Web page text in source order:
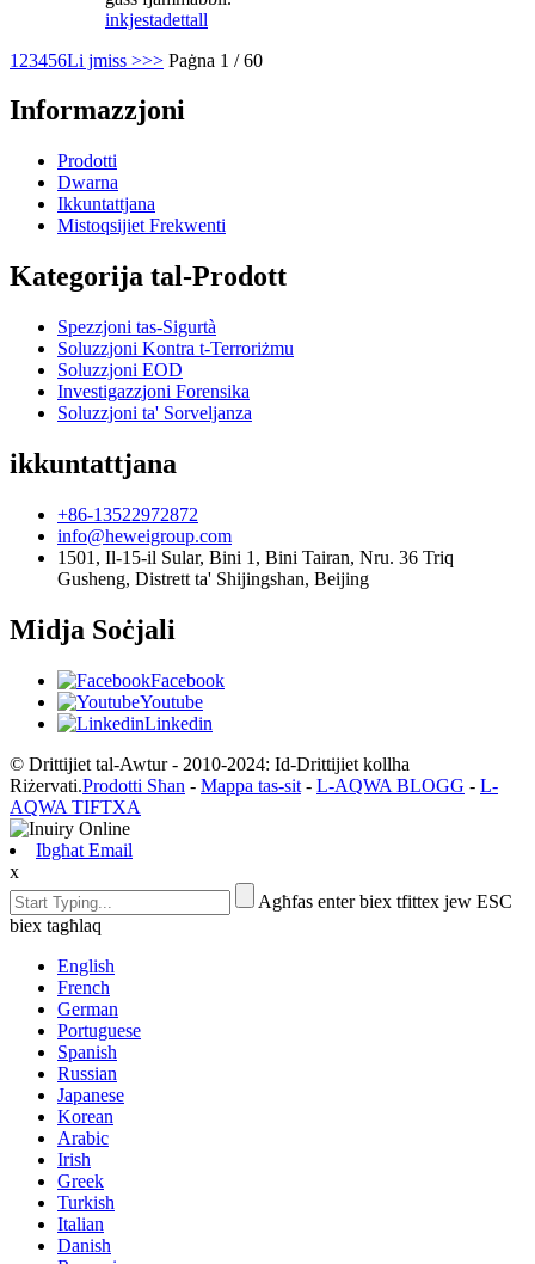
inkjestadettall
1 23456Li jmiss >>> Paġna 1 / 60
Informazzjoni
Prodotti
Dwarna
Ikkuntattjana
Mistoqsijiet Frekwenti
Kategorija tal-Prodott
Spezzjoni tas-Sigurtà
Soluzzjoni Kontra t-Terroriżmu
Soluzzjoni EOD
Investigazzjoni Forensika
Soluzzjoni ta' Sorveljanza
ikkuntattjana
+86-13522972872
info@heweigroup.com
1501, Il-15-il Sular, Bini 1, Bini Tairan, Nru. 36 Triq
Gusheng, Distrett ta' Shijingshan, Beijing
Midja Soċjali
Facebook
Youtube
Linkedin
© Drittijiet tal-Awtur - 2010-2024: Id-Drittijiet kollha
Riżervati.Prodotti Sħan - Mappa tas-sit - L-AQWA BLOGG - L-
AQWA TIFTXA
Ibgħat Email
x
Agħfas enter biex tfittex jew ESC
biex tagħlaq
English
French
German
Portuguese
Spanish
Russian
Japanese
Korean
Arabic
Irish
Greek
Turkish
Italian
Danish